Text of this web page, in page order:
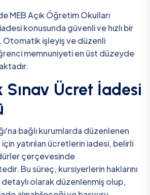
MEB Açık Öğretim Okulları
konusunda güvenli ve hızlı bir
Otomatik işleyiş ve düzenli
memnuniyeti en üst düzeyde
Sınav Ücret İadesi
bağlı kurumlarda düzenlenen
yatırılan ücretlerin iadesi, belirli
çerçevesinde
Bu süreç, kursiyerlerin haklarını
detaylı olarak düzenlenmiş olup,